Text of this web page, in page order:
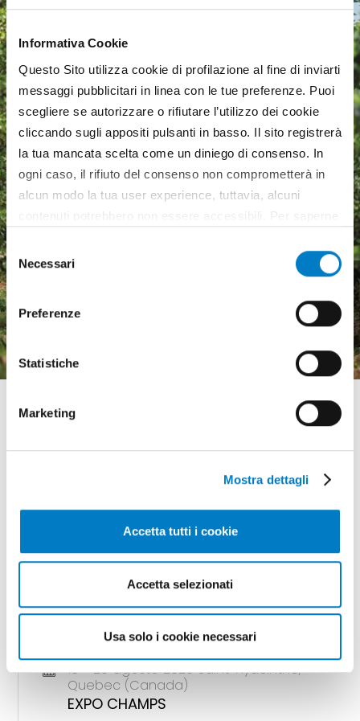
Informativa Cookie
Questo Sito utilizza cookie di profilazione al fine di inviarti
messaggi pubblicitari in linea con le tue preferenze. Puoi
scegliere se autorizzare o rifiutare l’utilizzo dei cookie
cliccando sugli appositi pulsanti in basso. Il sito registrerà
la tua mancata scelta come un diniego di consenso. In
ogni caso, il rifiuto del consenso non comprometterà in
alcun modo la tua user experience, tuttavia, alcuni
all’utilizzo di tutti, o solamente di alcuni di essi, ti
Selezione
del
consenso
Necessari
Preferenze
Statistiche
Marketing
Mostra dettagli
Accetta tutti i cookie
Accetta selezionati
Usa solo i cookie necessari
Macchine agricole, mercato
l'incertezza economica
GLI APPUNTAMENTI
della meccanizzazione
18 - 20 agosto 2026 Gunnedah, Nsw
(Australia)
AGQUIP FIELD DAYS
18 - 20 agosto 2026 Saint-Hyacinthe,
Quebec (Canada)
EXPO CHAMPS